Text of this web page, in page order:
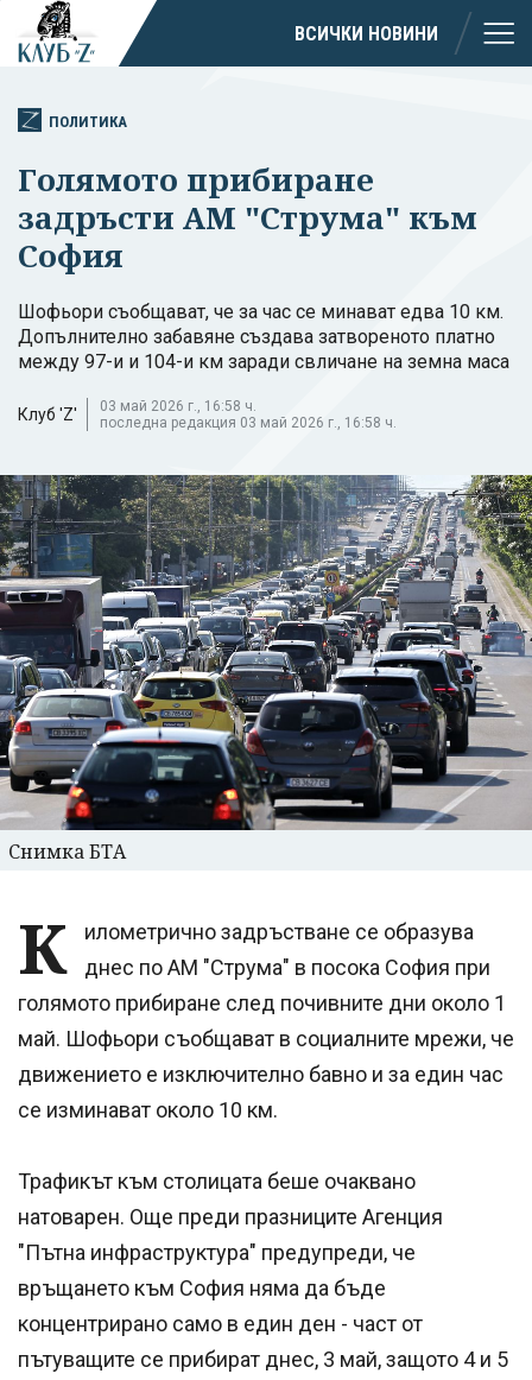
ВСИЧКИ НОВИНИ
ПОЛИТИКА
Голямото прибиране
задръсти АМ "Струма" към
София
Шофьори съобщават, че за час се минават едва 10 км.
Допълнително забавяне създава затвореното платно
между 97-и и 104-и км заради свличане на земна маса
Клуб 'Z'
03 май 2026 г., 16:58 ч.
последна редакция 03 май 2026 г., 16:58 ч.
Снимка БТА
К
илометрично задръстване се образува
днес по АМ "Струма" в посока София при
голямото прибиране след почивните дни около 1
май. Шофьори съобщават в социалните мрежи, че
движението е изключително бавно и за един час
се изминават около 10 км.
Трафикът към столицата беше очаквано
натоварен. Още преди празниците Агенция
"Пътна инфраструктура" предупреди, че
връщането към София няма да бъде
концентрирано само в един ден - част от
пътуващите се прибират днес, 3 май, защото 4 и 5